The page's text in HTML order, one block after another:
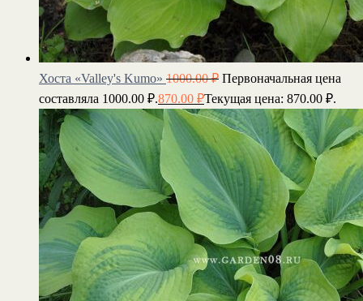
Хоста «Valley's Kumo» 1000.00₽ Первоначальная цена
составляла 1000.00 ₽.870.00 ₽Текущая цена: 870.00 ₽.